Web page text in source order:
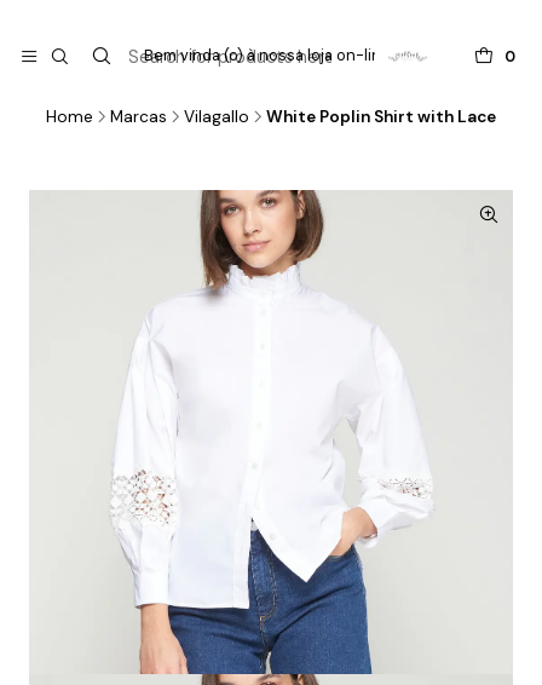
0
Bem vinda (o) à nossa loja on-line !
Home Marcas Vilagallo White Poplin Shirt with Lace